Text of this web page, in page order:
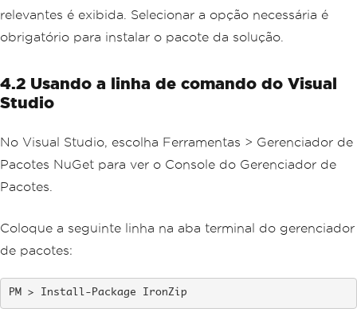
relevantes é exibida. Selecionar a opção necessária é
obrigatório para instalar o pacote da solução.
4.2 Usando a linha de comando do Visual
Studio
No Visual Studio, escolha Ferramentas > Gerenciador de
Pacotes NuGet para ver o Console do Gerenciador de
Pacotes.
Coloque a seguinte linha na aba terminal do gerenciador
de pacotes:
Install-Package IronZip